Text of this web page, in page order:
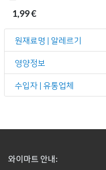
1,99 €
원재료명 | 알레르기
영양정보
수입자 | 유통업체
와이마트 안내: